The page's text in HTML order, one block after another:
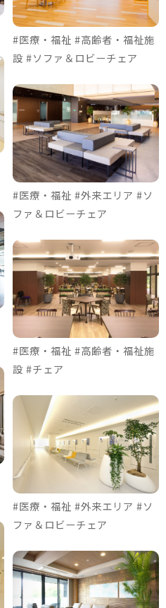
#医療・福祉 #高齢者・福祉施
設 #ソファ＆ロビーチェア
#医療・福祉 #外来エリア #ソ
ファ＆ロビーチェア
#医療・福祉 #高齢者・福祉施
設 #チェア
#医療・福祉 #外来エリア #ソ
ファ＆ロビーチェア